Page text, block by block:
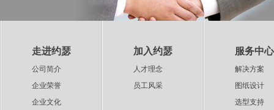
走进约瑟
公司简介
企业荣誉
企业文化
加入约瑟
人才理念
员工风采
服务中心
解决方案
图纸设计
选型支持